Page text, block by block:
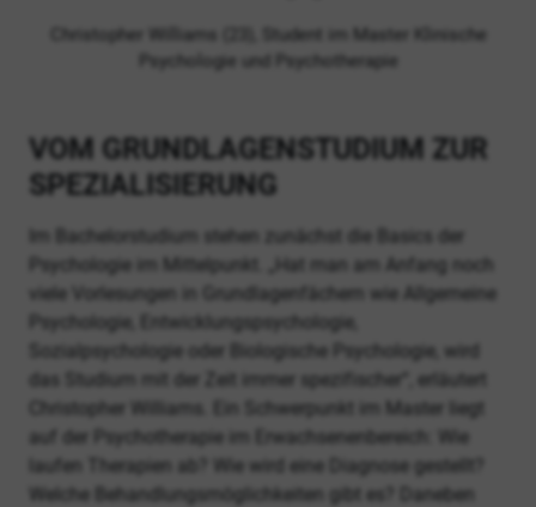
Christopher Williams (23), Student im Master Klinische
Psychologie und Psychotherapie
VOM GRUNDLAGENSTUDIUM ZUR
SPEZIALISIERUNG
Im Bachelorstudium stehen zunächst die Basics der
Psychologie im Mittelpunkt. „Hat man am Anfang noch
viele Vorlesungen in Grundlagenfächern wie Allgemeine
Psychologie, Entwicklungspsychologie,
Sozialpsychologie oder Biologische Psychologie, wird
das Studium mit der Zeit immer spezifischer“, erläutert
Christopher Williams. Ein Schwerpunkt im Master liegt
auf der Psychotherapie im Erwachsenenbereich: Wie
laufen Therapien ab? Wie wird eine Diagnose gestellt?
Welche Behandlungsmöglichkeiten gibt es? Daneben